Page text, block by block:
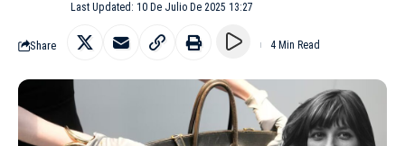
Last Updated: 10 De Julio De 2025 13:27
Share 4 Min Read